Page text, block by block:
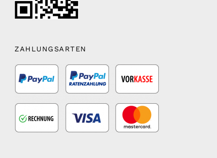
ZAHLUNGSARTEN